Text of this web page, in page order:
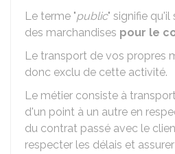
Le terme "public" signifie
des marchandises pour le
Le transport de vos propres
donc exclu de cette activité.
Le métier consiste à
d'un point à un autre en
du contrat passé avec le
respecter les délais et